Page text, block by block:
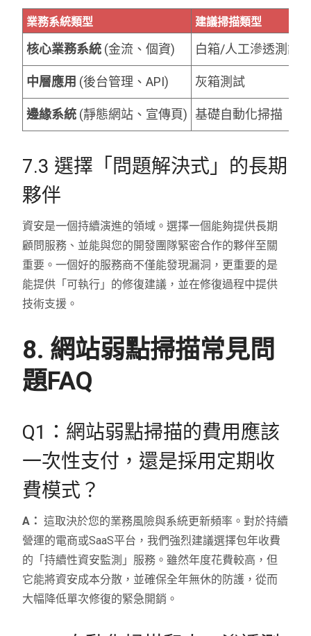
業務系統類型 建議掃描類型
核心業務系統 (金流、個資) 白箱/人工滲透測試
中層應用 (後台管理、API) 灰箱測試
邊緣系統 (靜態網站、宣傳頁) 基礎自動化掃描
7.3 選擇「問題解決式」的長期
夥伴
資安是一個持續演進的領域。選擇一個能夠提供長期
顧問服務、並能與您的開發團隊緊密合作的夥伴至關
重要。一個好的服務商不僅能發現漏洞，更重要的是
能提供「可執行」的修復建議，並在修復過程中提供
技術支援。
8. 網站弱點掃描常見問
題FAQ
Q1：網站弱點掃描的費用應該
一次性支付，還是採用定期收
費模式？
A： 這取決於您的業務風險與系統更新頻率。對於持續
營運的電商或SaaS平台，我們強烈建議選擇包年收費
的「持續性資安監測」服務。雖然年度花費較高，但
它能將資安成本分散，並確保全年無休的防護，從而
大幅降低單次修復的緊急開銷。